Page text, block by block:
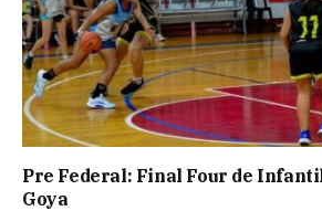
Pre Federal: Final Four de
Goya